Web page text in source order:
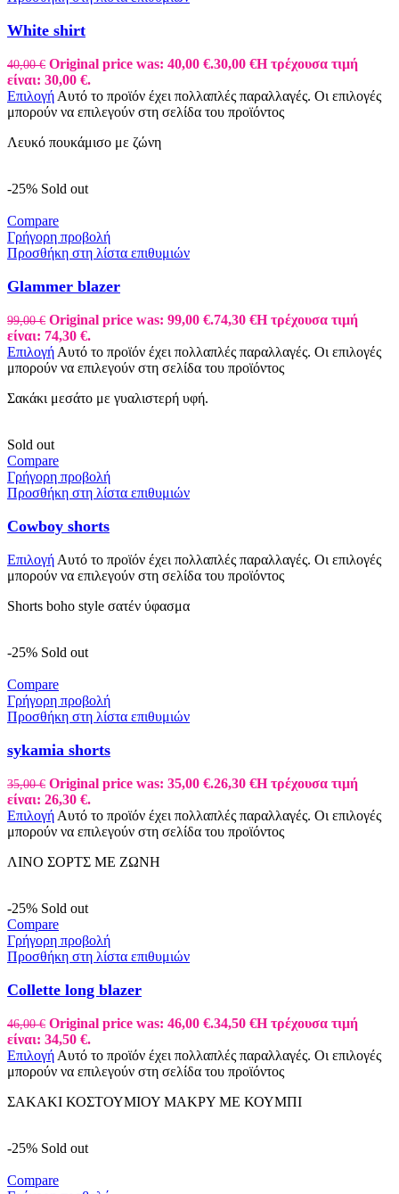
White shirt
40,00€ Original price was: 40,00 €.30,00 €Η τρέχουσα τιμή
είναι: 30,00 €.
Επιλογή Αυτό το προϊόν έχει πολλαπλές παραλλαγές. Οι επιλογές
μπορούν να επιλεγούν στη σελίδα του προϊόντος
Λευκό πουκάμισο με ζώνη
-25% Sold out
Compare
Γρήγορη προβολή
Προσθήκη στη λίστα επιθυμιών
Glammer blazer
99,00€ Original price was: 99,00 €.74,30 €Η τρέχουσα τιμή
είναι: 74,30 €.
Επιλογή Αυτό το προϊόν έχει πολλαπλές παραλλαγές. Οι επιλογές
μπορούν να επιλεγούν στη σελίδα του προϊόντος
Σακάκι μεσάτο με γυαλιστερή υφή.
Sold out
Compare
Γρήγορη προβολή
Προσθήκη στη λίστα επιθυμιών
Cowboy shorts
Επιλογή Αυτό το προϊόν έχει πολλαπλές παραλλαγές. Οι επιλογές
μπορούν να επιλεγούν στη σελίδα του προϊόντος
Shorts boho style σατέν ύφασμα
-25% Sold out
Compare
Γρήγορη προβολή
Προσθήκη στη λίστα επιθυμιών
sykamia shorts
35,00€ Original price was: 35,00 €.26,30 €Η τρέχουσα τιμή
είναι: 26,30 €.
Επιλογή Αυτό το προϊόν έχει πολλαπλές παραλλαγές. Οι επιλογές
μπορούν να επιλεγούν στη σελίδα του προϊόντος
ΛΙΝΟ ΣΟΡΤΣ ΜΕ ΖΩΝΗ
-25% Sold out
Compare
Γρήγορη προβολή
Προσθήκη στη λίστα επιθυμιών
Collette long blazer
46,00€ Original price was: 46,00 €.34,50 €Η τρέχουσα τιμή
είναι: 34,50 €.
Επιλογή Αυτό το προϊόν έχει πολλαπλές παραλλαγές. Οι επιλογές
μπορούν να επιλεγούν στη σελίδα του προϊόντος
ΣΑΚΑΚΙ ΚΟΣΤΟΥΜΙΟΥ ΜΑΚΡΥ ΜΕ ΚΟΥΜΠΙ
-25% Sold out
Compare